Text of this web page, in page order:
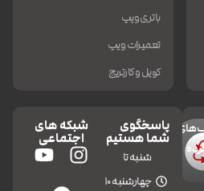
باتری ویپ
تعمیرات ویپ
کویل و کارتریج
پاسخگوی
شما هستیم
شنبه تا
چهارشنبه 10
شبکه های
اجتماعی